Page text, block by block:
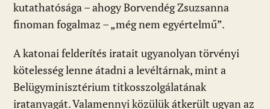
kutathatósága – ahogy Borvendég Zsuzsanna
finoman fogalmaz – „még nem egyértelmű”.
A katonai felderítés iratait ugyanolyan törvényi
kötelesség lenne átadni a levéltárnak, mint a
Belügyminisztérium titkosszolgálatának
iratanyagát. Valamennyi közülük átkerült ugyan az